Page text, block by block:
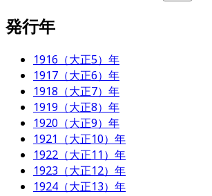
発行年
1916（大正5）年
1917（大正6）年
1918（大正7）年
1919（大正8）年
1920（大正9）年
1921（大正10）年
1922（大正11）年
1923（大正12）年
1924（大正13）年